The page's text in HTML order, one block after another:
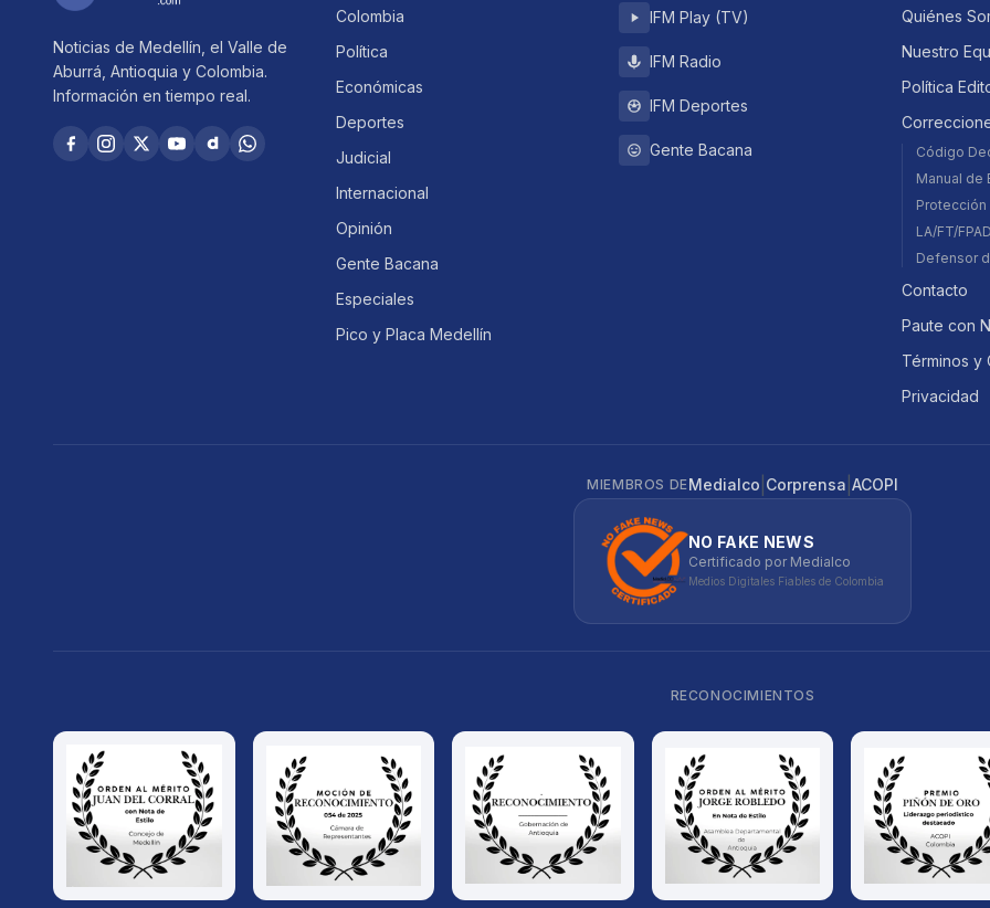
Noticias de Medellín, el Valle de
Aburrá, Antioquia y Colombia.
Información en tiempo real.
Colombia
Política
Económicas
Deportes
Judicial
Internacional
Opinión
Gente Bacana
Especiales
Pico y Placa Medellín
IFM Play (TV)
IFM Radio
IFM Deportes
Gente Bacana
Quiénes
Nuestro
Política
Código
Manual de
Protección
LA/FT/
Defensor
Contacto
Paute con
Términos y
Privacidad
MIEMBROS DEMedialco Corprensa ACOPI
NO FAKE NEWS
Certificado por Medialco
Medios Digitales Fiables de Colombia
RECONOCIMIENTOS